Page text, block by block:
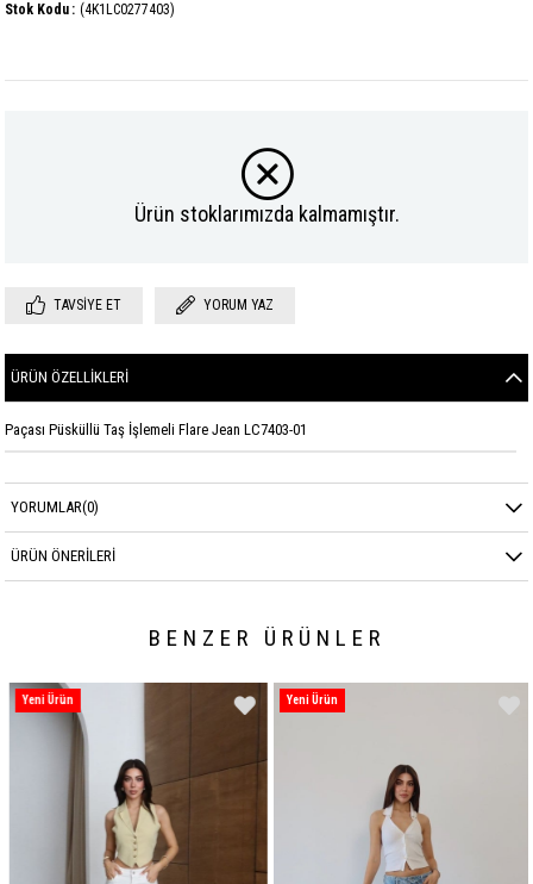
(4K1LC0277403)
Stok Kodu
Ürün stoklarımızda kalmamıştır.
TAVSIYE ET YORUM YAZ
ÜRÜN ÖZELLIKLERI
Paçası Püsküllü Taş İşlemeli Flare Jean LC7403-01
YORUMLAR(0)
ÜRÜN ÖNERILERI
BENZER ÜRÜNLER
Yeni Ürün Yeni Ürün